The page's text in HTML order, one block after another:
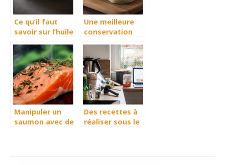
Ce qu’il faut
savoir sur l’huile
Une meilleure
conservation
wrap : plus de
details a
decouvrir
Manipuler un
saumon avec de
Des recettes à
réaliser sous le